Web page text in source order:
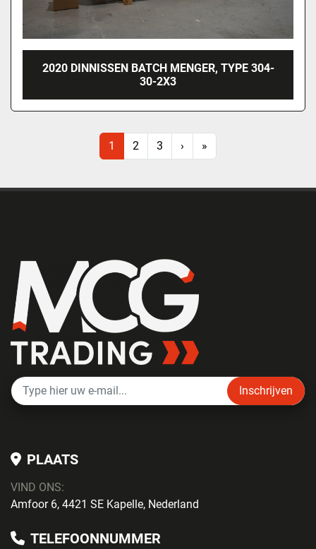
2020 DINNISSEN BATCH MENGER, TYPE 304-
30-2X3
1 2 3 › »
Inschrijven
PLAATS
VIND ONS:
Amfoor 6, 4421 SE Kapelle, Nederland
TELEFOONNUMMER